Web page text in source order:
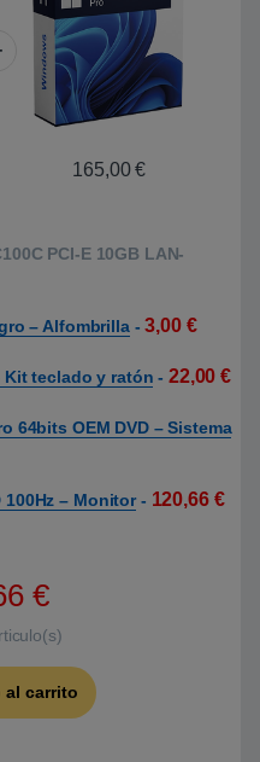
165,00€
PCI-E 10GB LAN-
– Alfombrilla-3,00 €
Kit teclado y ratón - 22,00€
64bits OEM DVD – Sistema
100Hz – Monitor- 120,66 €
€
al carrito